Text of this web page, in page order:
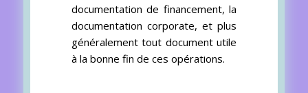
documentation de financement, la
documentation corporate, et plus
généralement tout document utile
à la bonne fin de ces opérations.